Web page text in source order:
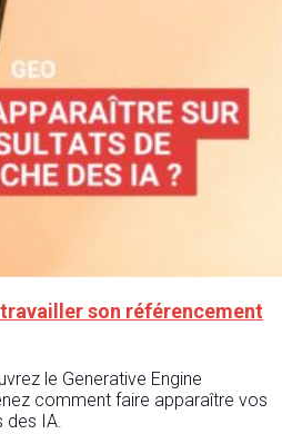
travailler son référencement
le Generative Engine
comment faire apparaître vos
des IA.